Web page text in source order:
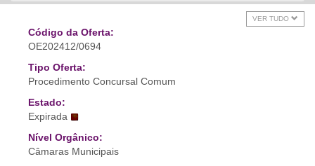
VER TUDO
Código da Oferta:
OE202412/0694
Tipo Oferta:
Procedimento Concursal Comum
Estado:
Expirada
Nível Orgânico:
Câmaras Municipais